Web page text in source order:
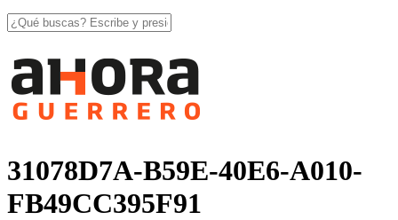
31078D7A-B59E-40E6-A010-
FB49CC395F91